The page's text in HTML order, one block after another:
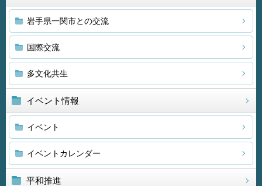
岩手県一関市との交流
国際交流
多文化共生
イベント情報
イベント
イベントカレンダー
平和推進